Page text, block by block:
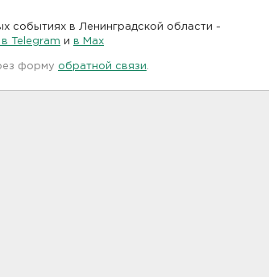
событиях в Ленинградской области -
Telegram и в Maх
форму обратной связи